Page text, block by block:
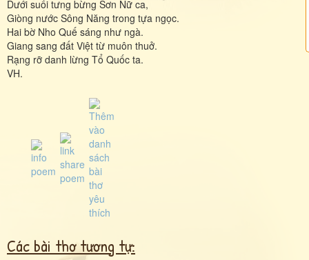
Dưới suối tưng bừng Sơn Nữ ca,
Giòng nước Sông Năng trong tựa ngọc.
Hai bờ Nho Quế sáng như ngà.
Giang sang đất Việt từ muôn thuở.
Rạng rỡ danh lừng Tổ Quốc ta.
VH.
Các bài thơ tương tự: